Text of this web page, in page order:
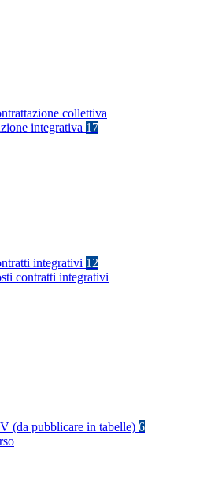
collettiva
integrativa 17
integrativi 12
contratti integrativi
(da pubblicare in tabelle) 6